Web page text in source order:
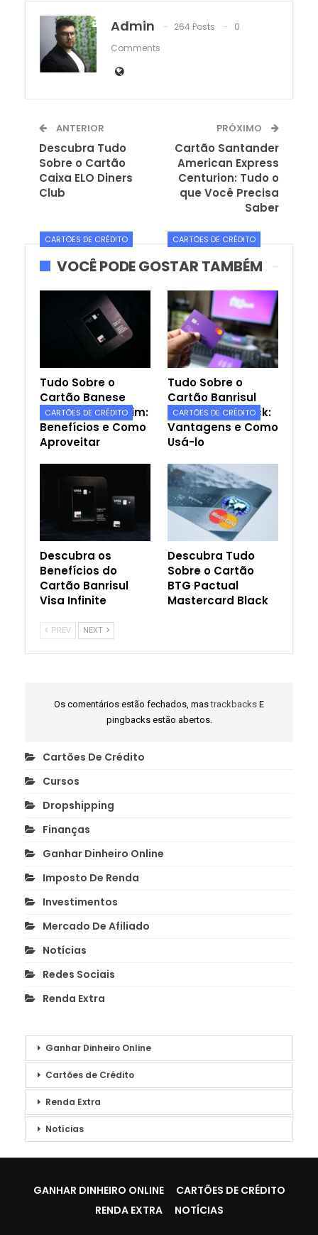
Admin 264 Posts
0
Comments
ANTERIOR
Descubra Tudo
Sobre o Cartão
Caixa ELO Diners
Club
PRÓXIMO
Cartão Santander
American Express
Centurion: Tudo o
que Você Precisa
Saber
VOCÊ PODE GOSTAR TAMBÉM
CARTÕES DE CRÉDITO
Tudo Sobre o
Cartão Banese
Card ELO Nanquim:
Benefícios e Como
Aproveitar
CARTÕES DE CRÉDITO
Tudo Sobre o
Cartão Banrisul
Mastercard Black:
Vantagens e Como
Usá-lo
CARTÕES DE CRÉDITO
Descubra os
Benefícios do
Cartão Banrisul
Visa Infinite
CARTÕES DE CRÉDITO
Descubra Tudo
Sobre o Cartão
BTG Pactual
Mastercard Black
PREV NEXT
Os comentários estão fechados, mastrackbacks E
pingbacks estão abertos.
Cartões De Crédito
Cursos
Dropshipping
Finanças
Ganhar Dinheiro Online
Imposto De Renda
Investimentos
Mercado De Afiliado
Notícias
Redes Sociais
Renda Extra
Ganhar Dinheiro Online
Cartões de Crédito
Renda Extra
Notícias
GANHAR DINHEIRO ONLINE
CARTÕES DE CRÉDITO
RENDA EXTRA
NOTÍCIAS